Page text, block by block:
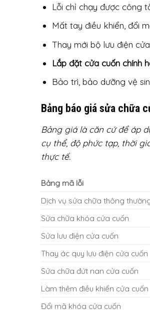
Lỗi chỉ chạy được công
Mất tay điều khiển, đổi
Thay mới bộ lưu điện
Lắp đặt cửa cuốn chính
Bảo trì, bảo dưỡng vệ
Bảng báo giá sửa chữa
Bảng giá là căn cứ để áp
cụ thể, độ phức tạp, thời
thực tế.
Bảng mã lỗi
Dịch vụ sửa chữa thông
Sửa chữa khóa cửa cuốn
Sửa lưu điện cửa cuốn
Thay ác quy lưu điện cửa cuốn
Sửa chữa đứt nan cửa cuốn
Làm thêm điều khiển cửa cuốn
Đổi mã khóa cửa cuốn